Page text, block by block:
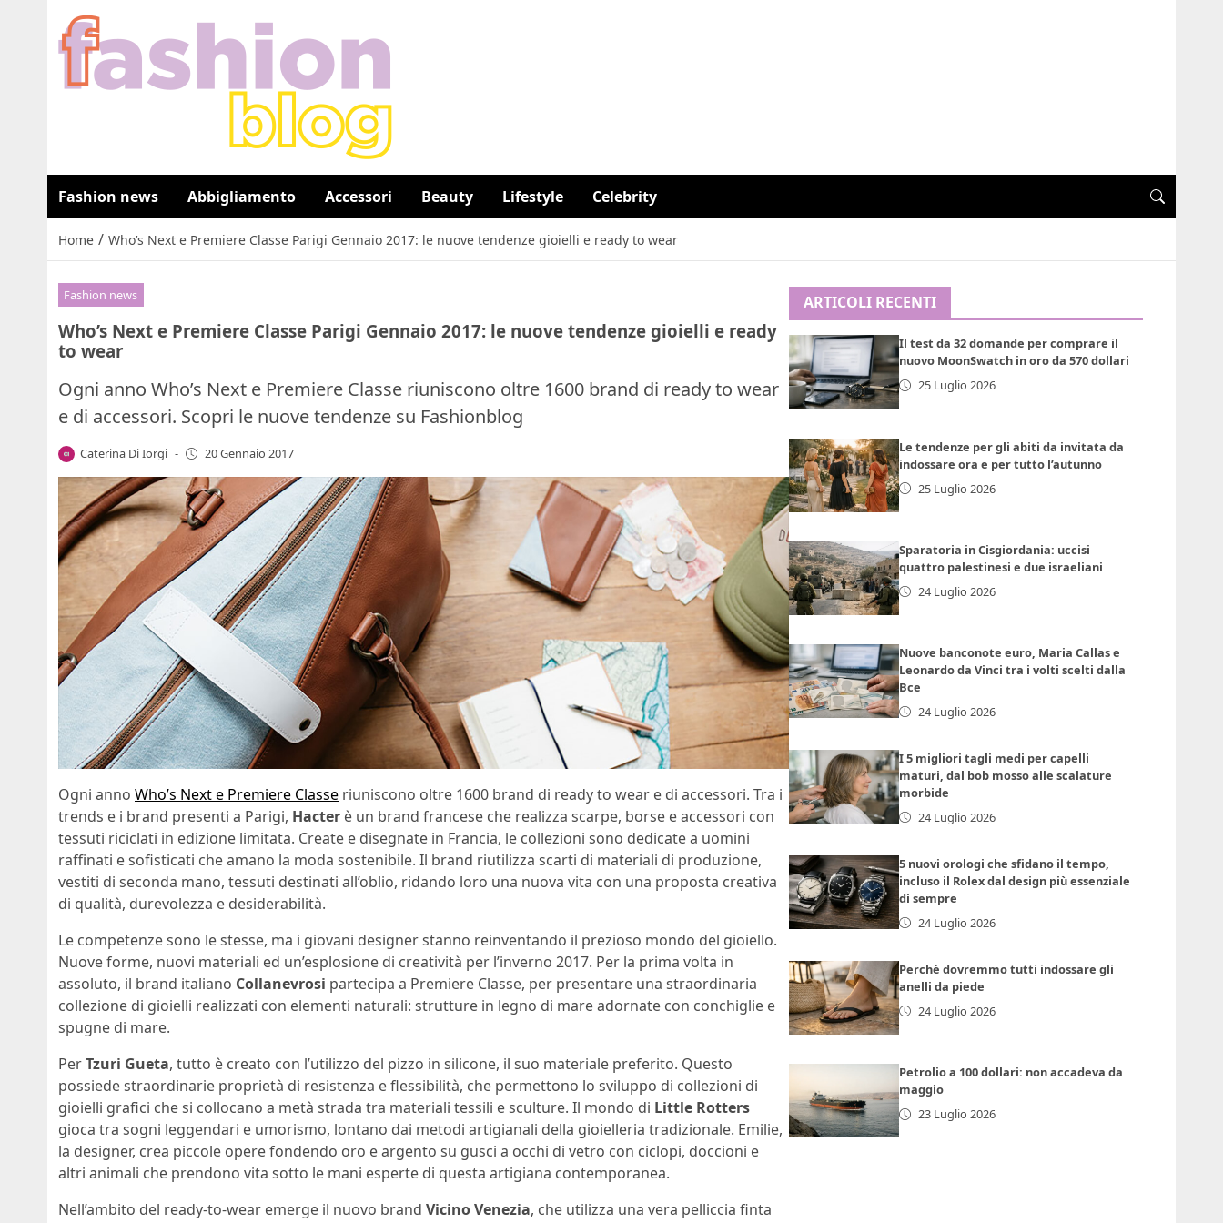
Fashion news Abbigliamento Accessori Beauty Lifestyle Celebrity
Home / Who’s Next e Premiere Classe Parigi Gennaio 2017: le nuove tendenze gioielli e ready to wear
Fashion news
Who’s Next e Premiere Classe Parigi Gennaio 2017: le nuove tendenze gioielli e ready
to wear
Ogni anno Who’s Next e Premiere Classe riuniscono oltre 1600 brand di ready to wear
e di accessori. Scopri le nuove tendenze su Fashionblog
Caterina Di Iorgi - 20 Gennaio 2017
Ogni anno Who’s Next e Premiere Classe riuniscono oltre 1600 brand di ready to wear e di accessori. Tra i
trends e i brand presenti a Parigi, Hacter è un brand francese che realizza scarpe, borse e accessori con
tessuti riciclati in edizione limitata. Create e disegnate in Francia, le collezioni sono dedicate a uomini
raffinati e sofisticati che amano la moda sostenibile. Il brand riutilizza scarti di materiali di produzione,
vestiti di seconda mano, tessuti destinati all’oblio, ridando loro una nuova vita con una proposta creativa
di qualità, durevolezza e desiderabilità.
Le competenze sono le stesse, ma i giovani designer stanno reinventando il prezioso mondo del gioiello.
Nuove forme, nuovi materiali ed un’esplosione di creatività per l’inverno 2017. Per la prima volta in
assoluto, il brand italiano Collanevrosi partecipa a Premiere Classe, per presentare una straordinaria
collezione di gioielli realizzati con elementi naturali: strutture in legno di mare adornate con conchiglie e
spugne di mare.
PerTzuri Gueta, tutto è creato con l’utilizzo del pizzo in silicone, il suo materiale preferito. Questo
possiede straordinarie proprietà di resistenza e flessibilità, che permettono lo sviluppo di collezioni di
gioielli grafici che si collocano a metà strada tra materiali tessili e sculture. Il mondo di Little Rotters
gioca tra sogni leggendari e umorismo, lontano dai metodi artigianali della gioielleria tradizionale. Emilie,
la designer, crea piccole opere fondendo oro e argento su gusci a occhi di vetro con ciclopi, doccioni e
altri animali che prendono vita sotto le mani esperte di questa artigiana contemporanea.
Nell’ambito del ready-to-wear emerge il nuovo brand Vicino Venezia, che utilizza una vera pelliccia finta
ARTICOLI RECENTI
Il test da 32 domande per comprare il
nuovo MoonSwatch in oro da 570 dollari
25 Luglio 2026
Le tendenze per gli abiti da invitata da
indossare ora e per tutto l’autunno
25 Luglio 2026
Sparatoria in Cisgiordania: uccisi
quattro palestinesi e due israeliani
24 Luglio 2026
Nuove banconote euro, Maria Callas e
Leonardo da Vinci tra i volti scelti dalla
Bce
24 Luglio 2026
I 5 migliori tagli medi per capelli
maturi, dal bob mosso alle scalature
morbide
24 Luglio 2026
5 nuovi orologi che sfidano il tempo,
incluso il Rolex dal design più essenziale
di sempre
24 Luglio 2026
Perché dovremmo tutti indossare gli
anelli da piede
24 Luglio 2026
Petrolio a 100 dollari: non accadeva da
maggio
23 Luglio 2026